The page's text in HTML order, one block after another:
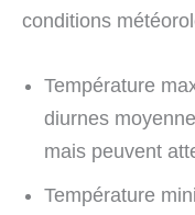
conditions
Température
diurnes
mais peuvent
Température